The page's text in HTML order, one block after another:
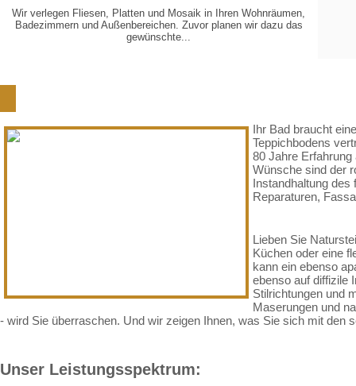
VERLEGUNGVON...
Wir verlegen Fliesen, Platten und Mosaik in Ihren Wohnräumen,
Badezimmern und Außenbereichen. Zuvor planen wir dazu das
gewünschte...
Ihr Bad braucht
Teppichbodens
80 Jahre
Wünsche sind der
Instandhaltung
Reparaturen,
Lieben Sie
Küchen oder eine
kann ein ebenso
ebenso auf diffizile
Stilrichtungen und
Maserungen und
- wird Sie überraschen. Und wir zeigen Ihnen, was Sie sich mit den
Unser Leistungsspektrum: